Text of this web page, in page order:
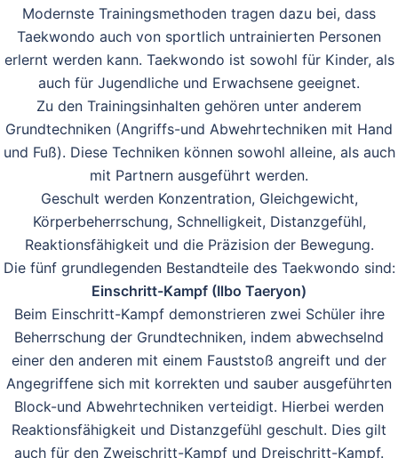
Modernste Trainingsmethoden tragen dazu bei, dass
Taekwondo auch von sportlich untrainierten Personen
erlernt werden kann. Taekwondo ist sowohl für Kinder, als
auch für Jugendliche und Erwachsene geeignet.
Zu den Trainingsinhalten gehören unter anderem
Grundtechniken (Angriffs-und Abwehrtechniken mit Hand
und Fuß). Diese Techniken können sowohl alleine, als auch
mit Partnern ausgeführt werden.
Geschult werden Konzentration, Gleichgewicht,
Körperbeherrschung, Schnelligkeit, Distanzgefühl,
Reaktionsfähigkeit und die Präzision der Bewegung.
Die fünf grundlegenden Bestandteile des Taekwondo sind:
Einschritt-Kampf (Ilbo Taeryon)
Beim Einschritt-Kampf demonstrieren zwei Schüler ihre
Beherrschung der Grundtechniken, indem abwechselnd
einer den anderen mit einem Fauststoß angreift und der
Angegriffene sich mit korrekten und sauber ausgeführten
Block-und Abwehrtechniken verteidigt. Hierbei werden
Reaktionsfähigkeit und Distanzgefühl geschult. Dies gilt
auch für den Zweischritt-Kampf und Dreischritt-Kampf.